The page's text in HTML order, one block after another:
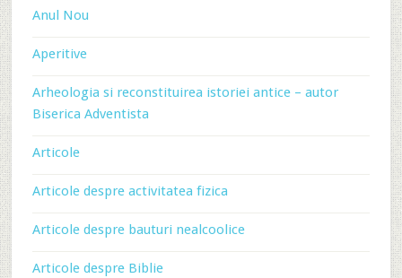
Anul Nou
Aperitive
Arheologia si reconstituirea istoriei antice – autor
Biserica Adventista
Articole
Articole despre activitatea fizica
Articole despre bauturi nealcoolice
Articole despre Biblie